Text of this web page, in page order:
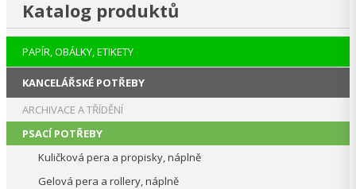
Katalog produktů
PAPÍR, OBÁLKY, ETIKETY
KANCELÁŘSKÉ POTŘEBY
ARCHIVACE A TŘÍDĚNÍ
PSACÍ POTŘEBY
Kuličková pera a propisky, náplně
Gelová pera a rollery, náplně